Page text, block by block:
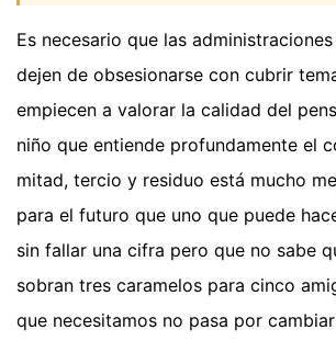
Es necesario que las
dejen de obsesionarse con cubrir
empiecen a valorar la calidad del
niño que entiende profundamente el
mitad, tercio y residuo está mucho
para el futuro que uno que puede
sin fallar una cifra pero que no sabe
sobran tres caramelos para cinco
que necesitamos no pasa por